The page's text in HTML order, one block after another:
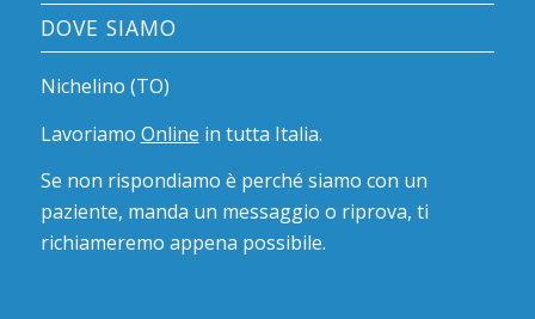
DOVE SIAMO
Nichelino (TO)
Lavoriamo Online in tutta Italia.
Se non rispondiamo è perché siamo con un
paziente, manda un messaggio o riprova, ti
richiameremo appena possibile.